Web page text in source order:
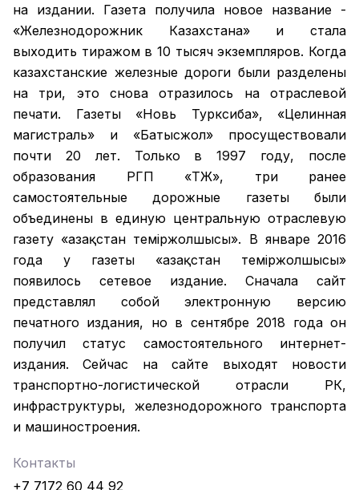
на издании. Газета получила новое название -
«Железнодорожник Казахстана» и стала
выходить тиражом в 10 тысяч экземпляров. Когда
казахстанские железные дороги были разделены
на три, это снова отразилось на отраслевой
печати. Газеты «Новь Турксиба», «Целинная
магистраль» и «Батысжол» просуществовали
почти 20 лет. Только в 1997 году, после
образования РГП «ҚТЖ», три ранее
самостоятельные дорожные газеты были
объединены в единую центральную отраслевую
газету «Қазақстан темiржолшысы». В январе 2016
года у газеты «Қазақстан теміржолшысы»
появилось сетевое издание. Сначала сайт
представлял собой электронную версию
печатного издания, но в сентябре 2018 года он
получил статус самостоятельного интернет-
издания. Сейчас на сайте выходят новости
транспортно-логистической отрасли РК,
инфраструктуры, железнодорожного транспорта
и машиностроения.
Контакты
+7 7172 60 44 92